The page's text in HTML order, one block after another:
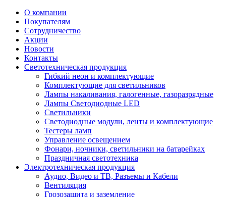
О компании
Покупателям
Сотрудничество
Акции
Новости
Контакты
Светотехническая продукция
Гибкий неон и комплектующие
Комплектующие для светильников
Лампы накаливания, галогенные, газоразрядные
Лампы Светодиодные LED
Светильники
Светодиодные модули, ленты и комплектующие
Тестеры ламп
Управление освещением
Фонари, ночники, светильники на батарейках
Праздничная светотехника
Электротехническая продукция
Аудио, Видео и ТВ, Разъемы и Кабели
Вентиляция
Грозозащита и заземление